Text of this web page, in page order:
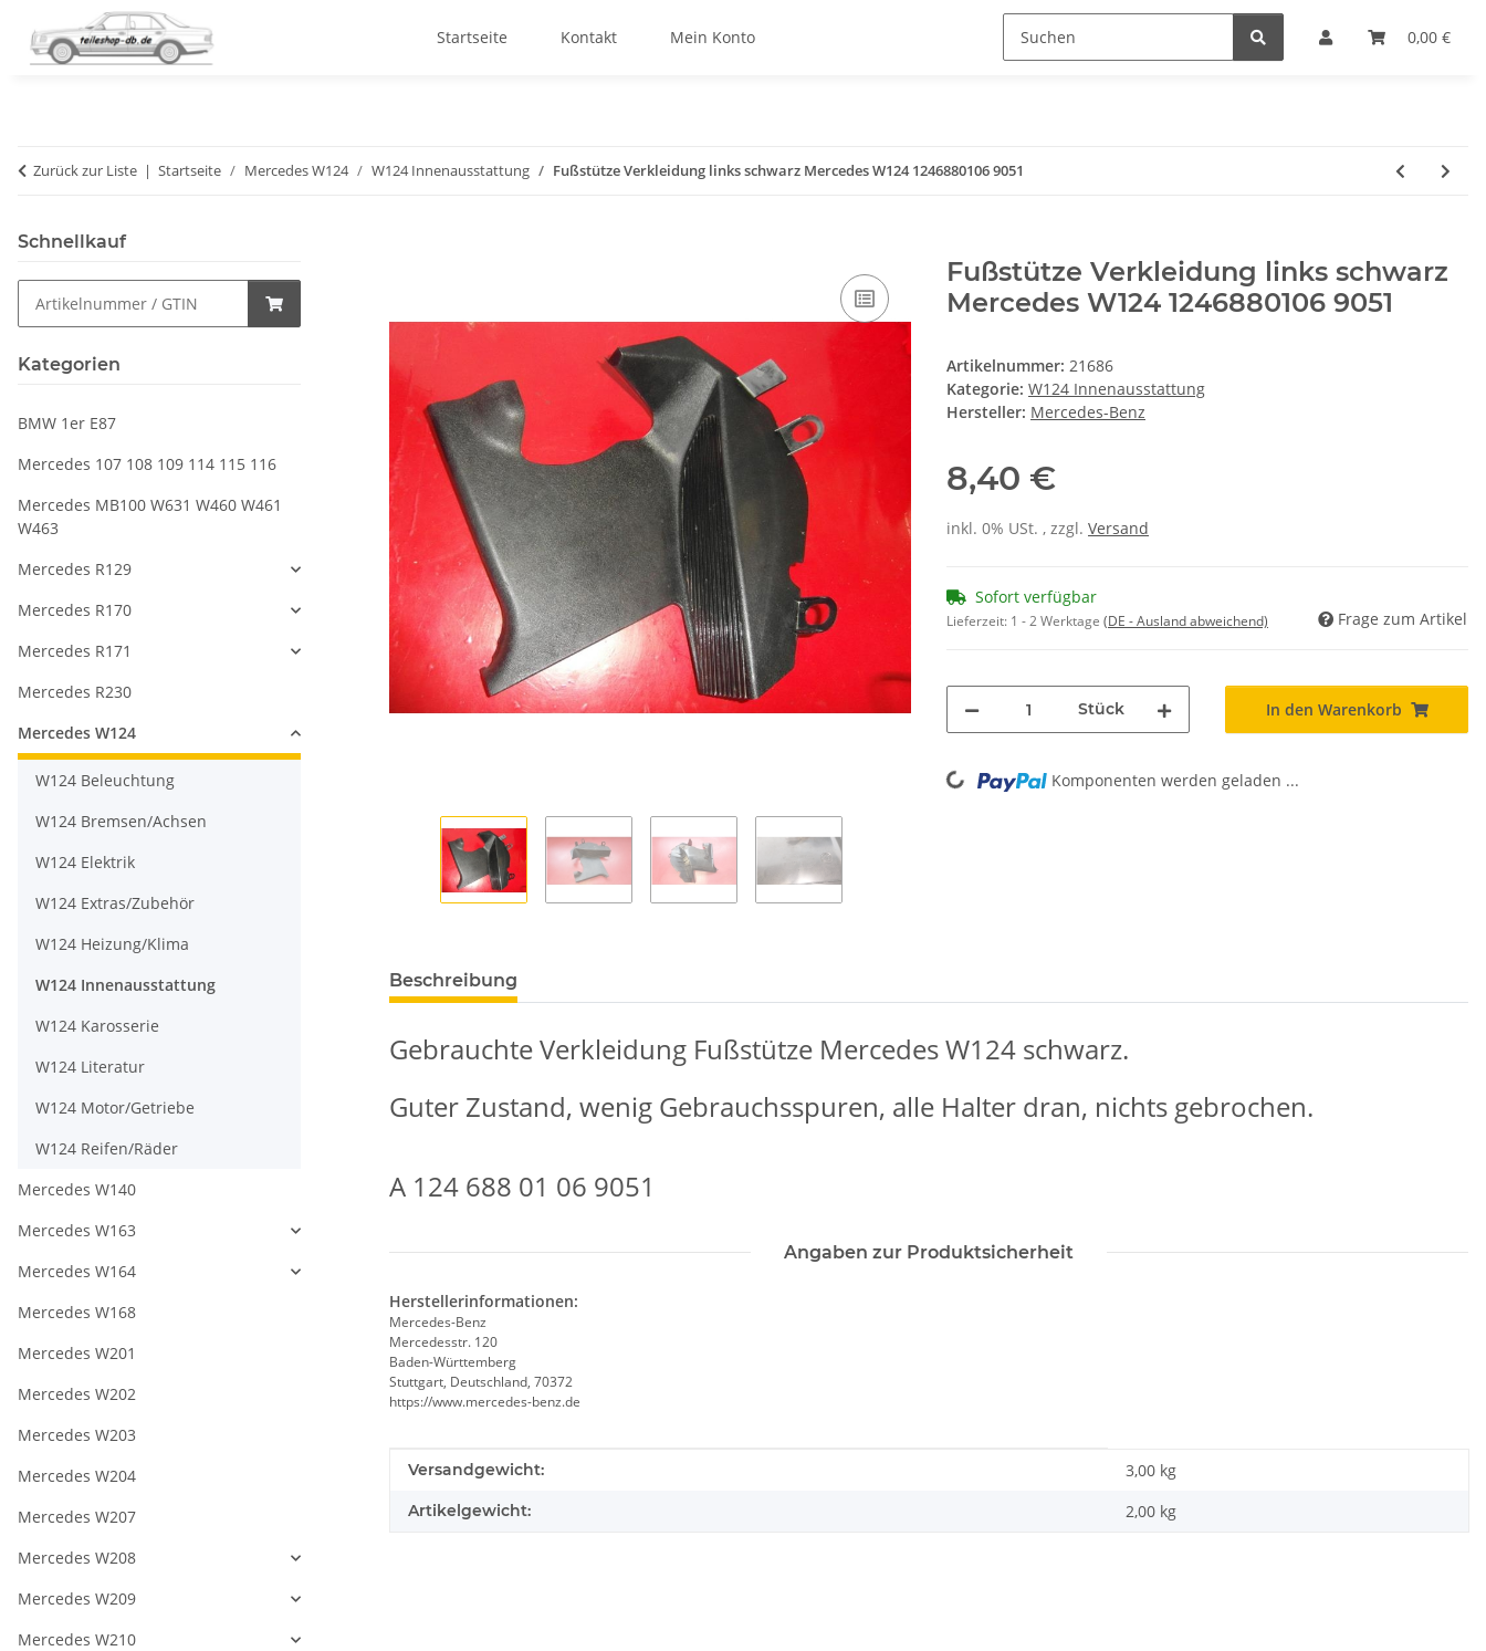
0,00 €
Startseite Kontakt Mein Konto
Zurück zur Liste Startseite Mercedes W124 W124 Innenausstattung Fußstütze Verkleidung links schwarz Mercedes W124 1246880106 9051
Fußstütze Verkleidung links schwarz
Mercedes W124 1246880106 9051
Artikelnummer: 21686
Kategorie: W124 Innenausstattung
Hersteller: Mercedes-Benz
8,40 €
inkl. 0% USt. , zzgl. Versand
Sofort verfügbar
Lieferzeit: 1 - 2 Werktage (DE - Ausland abweichend) Frage zum Artikel
Stück In den Warenkorb
Loading... Komponenten werden geladen ...
Beschreibung
Gebrauchte Verkleidung Fußstütze Mercedes W124 schwarz.
Guter Zustand, wenig Gebrauchsspuren, alle Halter dran, nichts gebrochen.
A 124 688 01 06 9051
Angaben zur Produktsicherheit
Herstellerinformationen:
Mercedes-Benz
Mercedesstr. 120
Baden-Württemberg
Stuttgart, Deutschland, 70372
https://www.mercedes-benz.de
Produkteigenschaft
Wert
Versandgewicht: 3,00 kg
Artikelgewicht: 2,00 kg
Schnellkauf
Kategorien
BMW 1er E87
Mercedes 107 108 109 114 115 116
Mercedes MB100 W631 W460 W461
W463
Mercedes R129
Mercedes R170
Mercedes R171
Mercedes R230
Mercedes W124
W124 Beleuchtung
W124 Bremsen/Achsen
W124 Elektrik
W124 Extras/Zubehör
W124 Heizung/Klima
W124 Innenausstattung
W124 Karosserie
W124 Literatur
W124 Motor/Getriebe
W124 Reifen/Räder
Mercedes W140
Mercedes W163
Mercedes W164
Mercedes W168
Mercedes W201
Mercedes W202
Mercedes W203
Mercedes W204
Mercedes W207
Mercedes W208
Mercedes W209
Mercedes W210